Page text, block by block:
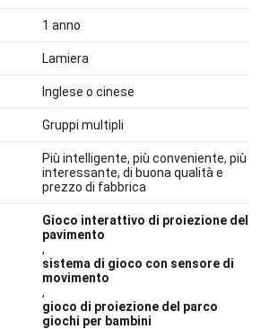
1 anno
Lamiera
Inglese o cinese
Gruppi multipli
Più intelligente, più conveniente, più
interessante, di buona qualità e
prezzo di fabbrica
Gioco interattivo di proiezione del
pavimento
,
sistema di gioco con sensore di
movimento
,
gioco di proiezione del parco
giochi per bambini